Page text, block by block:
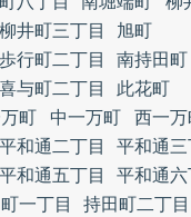
柳井町三丁目 旭町
歩行町二丁目 南持田町
喜与町二丁目 此花町
町 中一万町
西一万
平和通二丁目
平和通三
平和通五丁目
平和通六
一丁目
持田町二丁目